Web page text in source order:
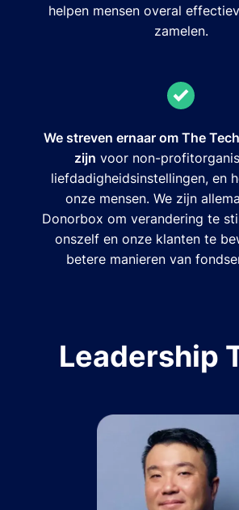
helpen mensen overal
zamelen.
We streven ernaar om The
zijn voor non-
liefdadigheidsinstellingen, en
onze mensen. We zijn
Donorbox om verandering te
onszelf en onze klanten te
betere manieren van
Leadership